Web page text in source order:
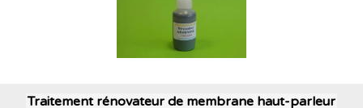
Traitement rénovateur de membrane haut-parleur